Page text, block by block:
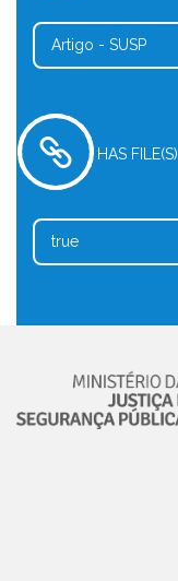
Artigo - SUSP
HAS FILE(S)
true